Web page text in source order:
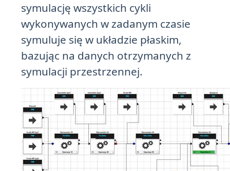
symulację wszystkich cykli
wykonywanych w zadanym czasie
symuluje się w układzie płaskim,
bazując na danych otrzymanych z
symulacji przestrzennej.